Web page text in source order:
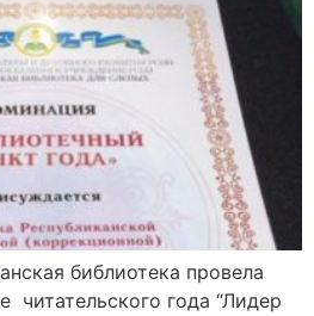
библиотека провела
читательского года “Лидер